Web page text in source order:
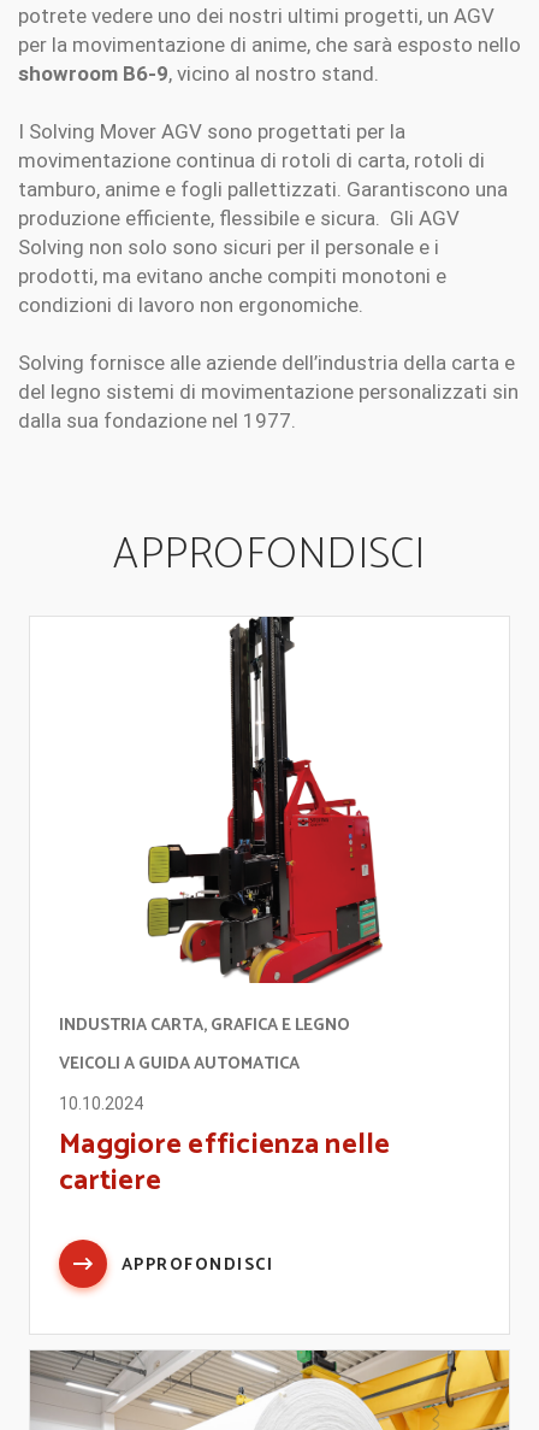
potrete vedere uno dei nostri ultimi progetti, un AGV
per la movimentazione di anime, che sarà esposto nello
showroom B6-9, vicino al nostro stand.
I Solving Mover AGV sono progettati per la
movimentazione continua di rotoli di carta, rotoli di
tamburo, anime e fogli pallettizzati. Garantiscono una
produzione efficiente, flessibile e sicura. Gli AGV
Solving non solo sono sicuri per il personale e i
prodotti, ma evitano anche compiti monotoni e
condizioni di lavoro non ergonomiche.
Solving fornisce alle aziende dell’industria della carta e
del legno sistemi di movimentazione personalizzati sin
dalla sua fondazione nel 1977.
APPROFONDISCI
INDUSTRIA CARTA, GRAFICA E LEGNO
VEICOLI A GUIDA AUTOMATICA
10.10.2024
Maggiore efficienza nelle
cartiere
APPROFONDISCI